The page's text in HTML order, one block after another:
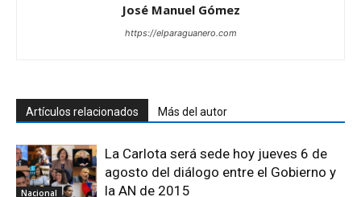
José Manuel Gómez
https://elparaguanero.com
Artículos relacionados Más del autor
Nacional
La Carlota será sede hoy jueves 6 de
agosto del diálogo entre el Gobierno y
la AN de 2015